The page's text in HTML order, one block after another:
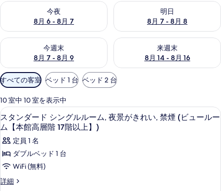
今夜
8月 6 - 8月 7
今夜 8月 6 - 8月 7 の空室状況をチェック
明日
8月 7 - 8月 8
明日 8月 7 - 8月 8 の空室状況
今週末
8月 7 - 8月 9
今週末 8月 7 - 8月 9 の空室状況をチェック
来週末
8月 14 - 8月 16
来週末 8月 14 - 8月 16 の空室
利
用
可
能
な
客
室
の
絞
込
すべての客室 ベッド 1 台 ベッド 2 台
10 室中 10 室を表示中
ス
タ
ン
ダ
ー
ド
羽毛の掛け布団、デスク、遮光カー
1
スタンダード シングルルーム, 夜景がきれい, 禁煙 (ビュールー
ム【本館高層階 17階以上】)
定員 1 名
ダブルベッド 1 台
WiFi (無料)
詳細
ス